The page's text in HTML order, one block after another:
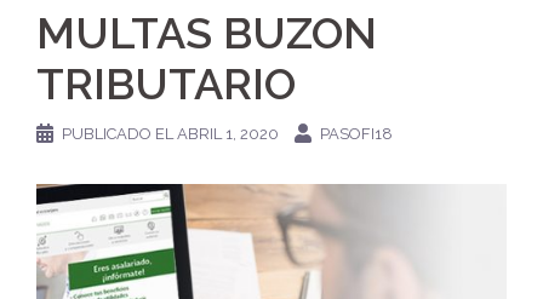
MULTAS BUZON
TRIBUTARIO
PUBLICADO ELABRIL 1, 2020 PASOFI18